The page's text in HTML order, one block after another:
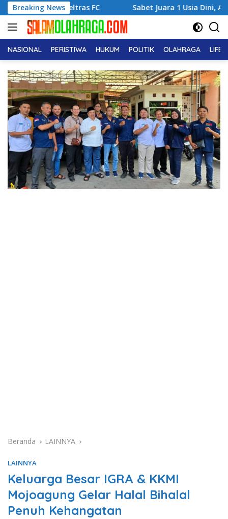
Langsung
ke
konten
Breaking News
FC Sabet Juara 1 Usia Dini, Adena Zahra
NASIONAL PERISTIWA HUKUM POLITIK OLAHRAGA
Beranda LAINNYA
LAINNYA
Keluarga Besar IGRA & KKMI
Mojoagung Gelar Halal Bihalal
Penuh Kehangatan